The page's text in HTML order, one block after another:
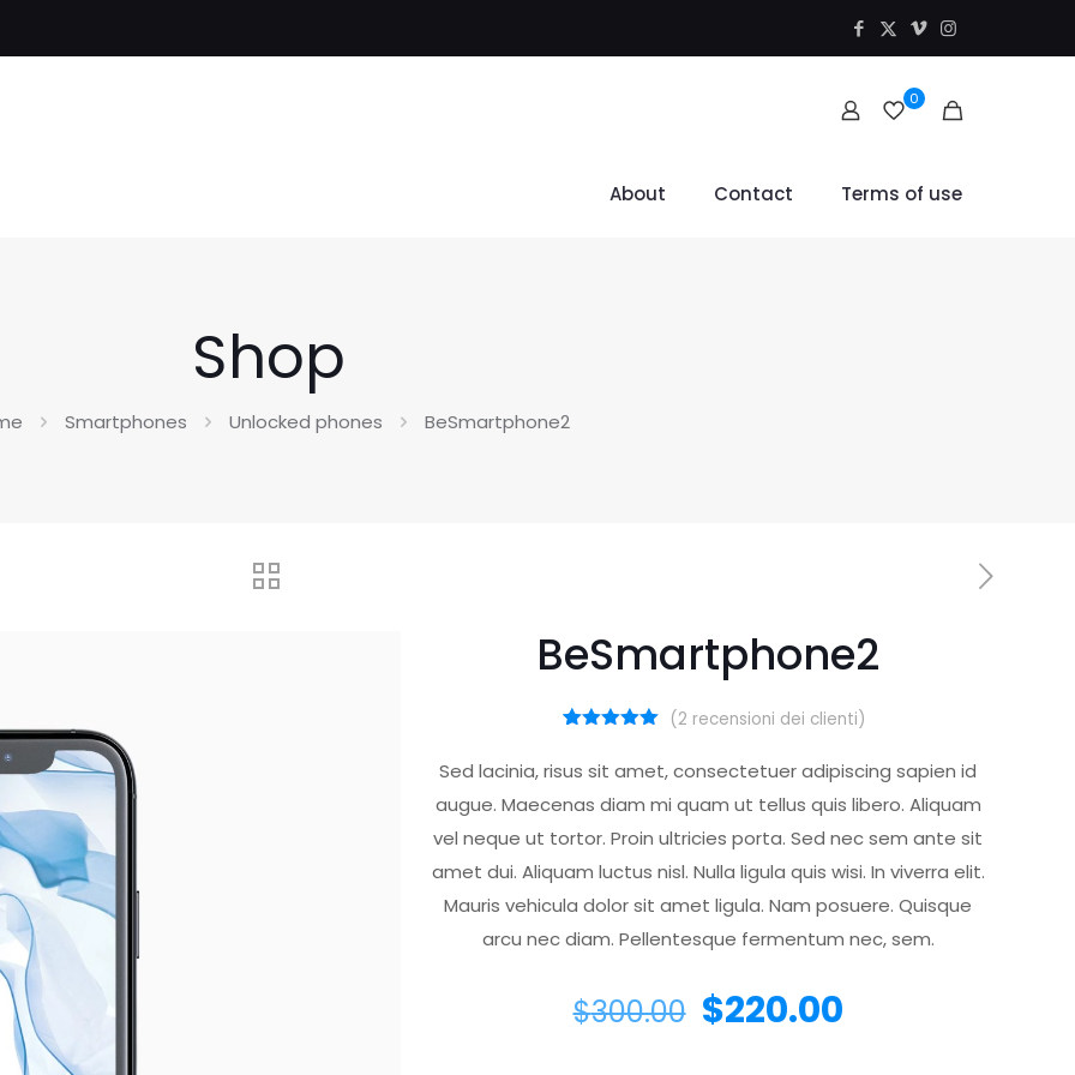
0
About Contact Terms of use
Shop
Smartphones Unlocked phones BeSmartphone2
BeSmartphone2
5.00su 5
su base
di
recensioni
(2 recensioni dei clienti)
Sed lacinia, risus sit amet, consectetuer adipiscing sapien id
augue. Maecenas diam mi quam ut tellus quis libero. Aliquam
vel neque ut tortor. Proin ultricies porta. Sed nec sem ante sit
amet dui. Aliquam luctus nisl. Nulla ligula quis wisi. In viverra elit.
Mauris vehicula dolor sit amet ligula. Nam posuere. Quisque
arcu nec diam. Pellentesque fermentum nec, sem.
$300.00 $220.00